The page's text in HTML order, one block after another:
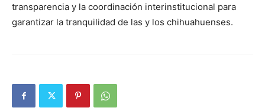
transparencia y la coordinación interinstitucional para
garantizar la tranquilidad de las y los chihuahuenses.